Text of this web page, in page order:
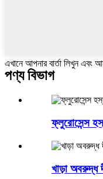
এখানে আপনার বার্তা লিখুন এবং
পণ্য বিভাগ
ফ্লুরোসেন্স
খাড়া অবরুদ্ধ